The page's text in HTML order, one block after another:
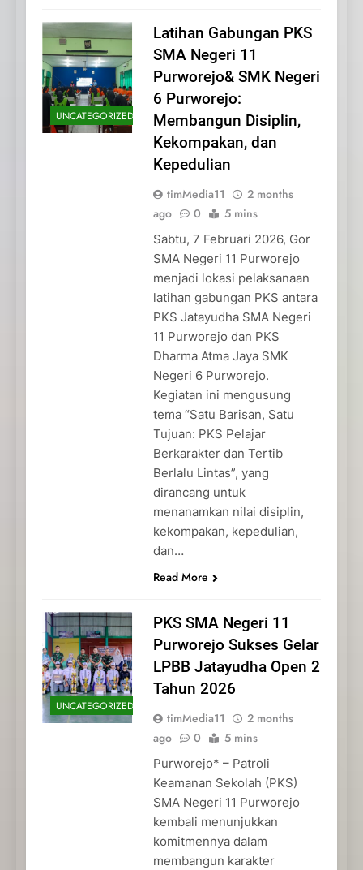
UNCATEGORIZED
Latihan Gabungan PKS
SMA Negeri 11
Purworejo& SMK Negeri
6 Purworejo:
Membangun Disiplin,
Kekompakan, dan
Kepedulian
timMedia11
2 months
ago
0 5 mins
Sabtu, 7 Februari 2026, Gor
SMA Negeri 11 Purworejo
menjadi lokasi pelaksanaan
latihan gabungan PKS antara
PKS Jatayudha SMA Negeri
11 Purworejo dan PKS
Dharma Atma Jaya SMK
Negeri 6 Purworejo.
Kegiatan ini mengusung
tema “Satu Barisan, Satu
Tujuan: PKS Pelajar
Berkarakter dan Tertib
Berlalu Lintas”, yang
dirancang untuk
menanamkan nilai disiplin,
kekompakan, kepedulian,
dan…
Read More
UNCATEGORIZED
PKS SMA Negeri 11
Purworejo Sukses Gelar
LPBB Jatayudha Open 2
Tahun 2026
timMedia11
2 months
ago
0 5 mins
Purworejo* – Patroli
Keamanan Sekolah (PKS)
SMA Negeri 11 Purworejo
kembali menunjukkan
komitmennya dalam
membangun karakter